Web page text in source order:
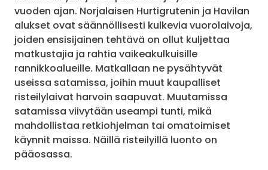
vuoden ajan. Norjalaisen Hurtigrutenin ja Havilan
alukset ovat säännöllisesti kulkevia vuorolaivoja,
joiden ensisijainen tehtävä on ollut kuljettaa
matkustajia ja rahtia vaikeakulkuisille
rannikkoalueille. Matkallaan ne pysähtyvät
useissa satamissa, joihin muut kaupalliset
risteilylaivat harvoin saapuvat. Muutamissa
satamissa viivytään useampi tunti, mikä
mahdollistaa retkiohjelman tai omatoimiset
käynnit maissa. Näillä risteilyillä luonto on
pääosassa.